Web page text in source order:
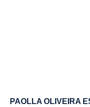
PAOLLA OLIVEIRA